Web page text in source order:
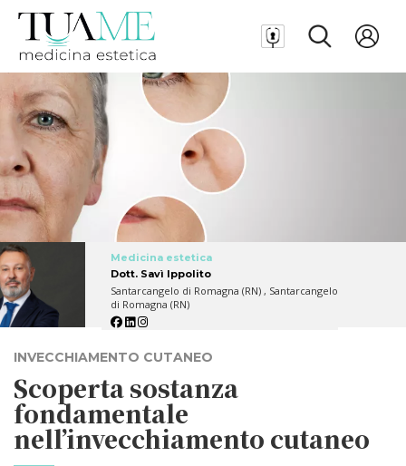
Medicina estetica
Dott. Savì Ippolito
Santarcangelo di Romagna (RN) , Santarcangelo
di Romagna (RN)
INVECCHIAMENTO CUTANEO
Scoperta sostanza
fondamentale
nell’invecchiamento cutaneo